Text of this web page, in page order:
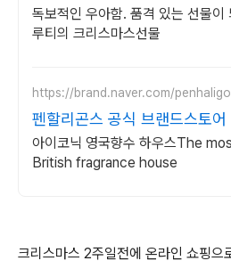
독보적인 우아함. 품격 있는 선물이
루티의 크리스마스선물
https://brand.naver.com/
펜할리곤스 공식 브랜드스토어
아이코닉 영국향수 하우스The
British fragrance house
크리스마스 2주일전에 온라인 쇼핑으